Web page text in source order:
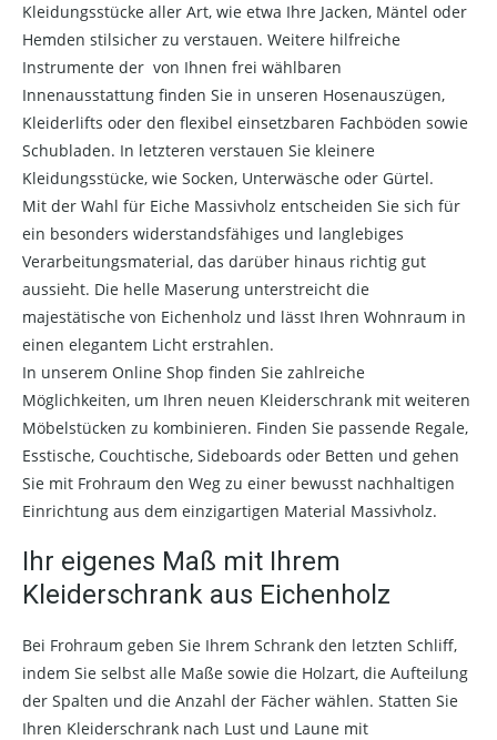
Kleidungsstücke aller Art, wie etwa Ihre Jacken, Mäntel oder
Hemden stilsicher zu verstauen. Weitere hilfreiche
Instrumente der von Ihnen frei wählbaren
Innenausstattung finden Sie in unseren Hosenauszügen,
Kleiderlifts oder den flexibel einsetzbaren Fachböden sowie
Schubladen. In letzteren verstauen Sie kleinere
Kleidungsstücke, wie Socken, Unterwäsche oder Gürtel.
Mit der Wahl für Eiche Massivholz entscheiden Sie sich für
ein besonders widerstandsfähiges und langlebiges
Verarbeitungsmaterial, das darüber hinaus richtig gut
aussieht. Die helle Maserung unterstreicht die
majestätische von Eichenholz und lässt Ihren Wohnraum in
einen elegantem Licht erstrahlen.
In unserem Online Shop finden Sie zahlreiche
Möglichkeiten, um Ihren neuen Kleiderschrank mit weiteren
Möbelstücken zu kombinieren. Finden Sie passende Regale,
Esstische, Couchtische, Sideboards oder Betten und gehen
Sie mit Frohraum den Weg zu einer bewusst nachhaltigen
Einrichtung aus dem einzigartigen Material Massivholz.
Ihr eigenes Maß mit Ihrem
Kleiderschrank aus Eichenholz
Bei Frohraum geben Sie Ihrem Schrank den letzten Schliff,
indem Sie selbst alle Maße sowie die Holzart, die Aufteilung
der Spalten und die Anzahl der Fächer wählen. Statten Sie
Ihren Kleiderschrank nach Lust und Laune mit